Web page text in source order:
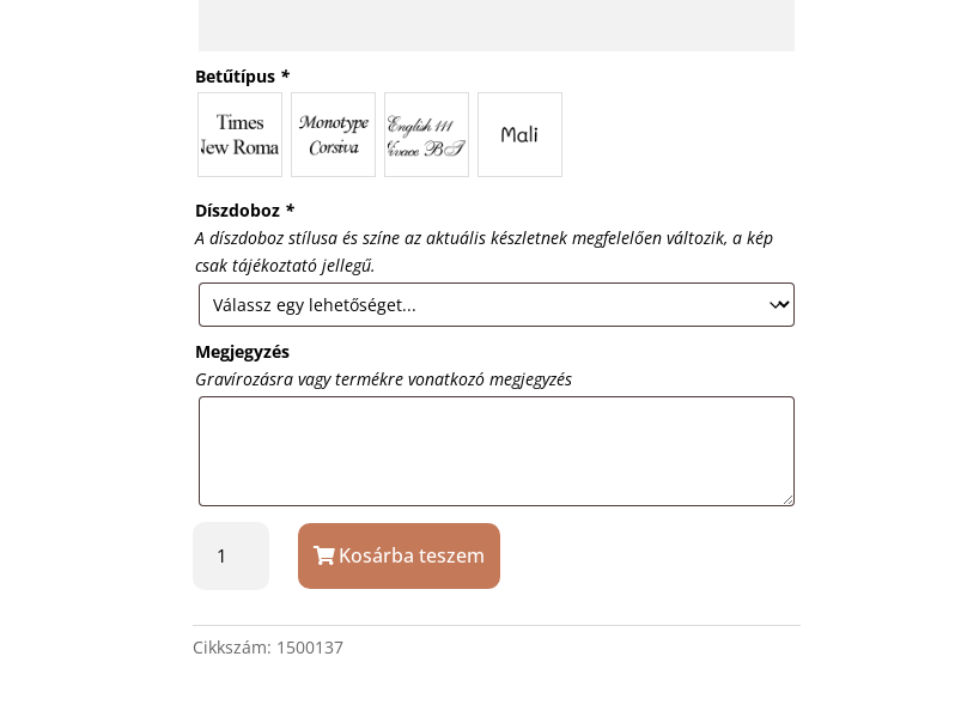
Betűtípus *
Díszdoboz *
A díszdoboz stílusa és színe az aktuális készletnek megfelelően változik, a kép
csak tájékoztató jellegű.
Megjegyzés
Gravírozásra vagy termékre vonatkozó megjegyzés
fehér
szerelemlakat
mennyiség
Kosárba teszem
Cikkszám: 1500137